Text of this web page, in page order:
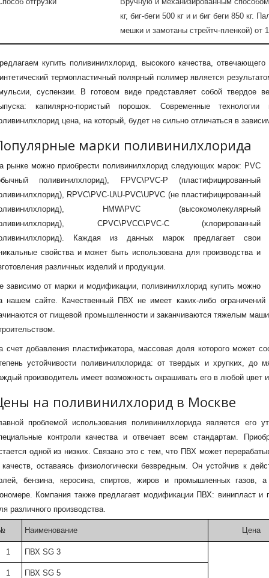
кг, биг-беги 500 кг и и биг беги 850 кг.
мешки и замотаны стрейтч-пленкой) от
купить поливинилхлорид, высокого качества,
термопластичный полярный полимер является
суспензии. В готовом виде представляет собой твердое
капилярно-пористый порошок. Современные
цена, на который, будет не сильно отличаться в
марки поливинилхлорида
рынке можно приобрести поливинилхлорид следующих марок: PVC
поливинилхлорид), FPVC\PVC-P (пластифицированный
RPVC\PVC-U\U-PVC\UPVC (не пластифицированный
HMW\PVC (высокомолекулярный
CPVC\PVCC\PVC-C (хлорированный
Каждая из данных марок предлагает свои
свойства и может быть использована для производства и
различных изделий и продукции.
зависимо от марки и модификации, поливинилхлорид купить можно
нашем сайте. Качественный ПВХ не имеет каких-либо
от пищевой промышленности и заканчиваются тяжелым
счет добавления пластификатора, массовая доля которого может
устойчивости поливинилхлорида: от твердых и хрупких, до
производитель имеет возможность окрашивать его в любой цвет
на поливинилхлорид в Москве
проблемой использования поливинилхлорида является его
контроли качества и отвечает всем стандартам.
одной из низких. Связано это с тем, что ПВХ может
оставаясь физиологически безвредным. Он устойчив к
бензина, керосина, спиртов, жиров и промышленных газов,
Компания также предлагает модификации ПВХ: винипласт и
различного производства.
Наименование Цена
1 ПВХ SG 3
1 ПВХ SG 5